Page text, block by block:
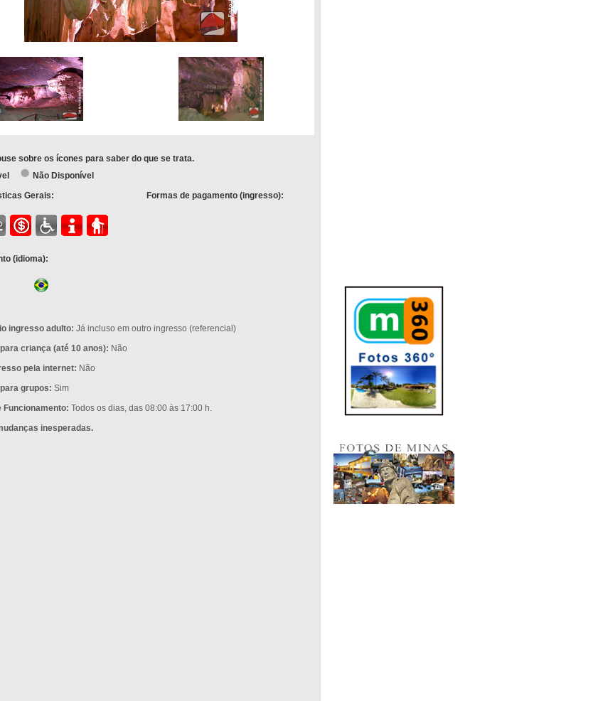
sobre os ícones para saber do que se trata.
Não Disponível
Gerais:
(idioma):
Formas de pagamento (ingresso):
ingresso adulto: Já incluso em outro ingresso (referencial)
criança (até 10 anos): Não
pela internet: Não
grupos: Sim
Funcionamento: Todos os dias, das 08:00 às 17:00 h.
inesperadas.